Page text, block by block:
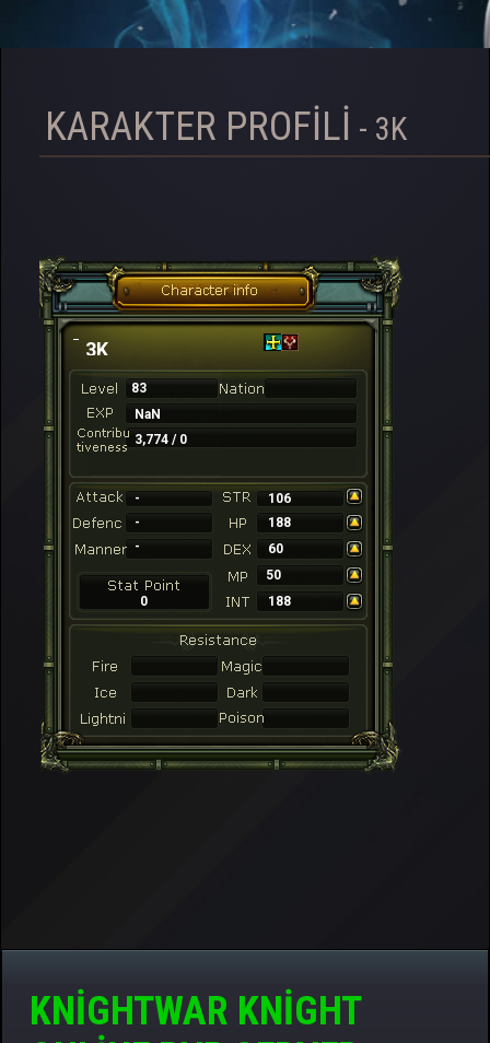
KARAKTER PROFILI - 3K
3K
83
NaN
3,774 / 0
-
106
-
188
-
60
50
0
188
KNIGHTWAR KNIGHT